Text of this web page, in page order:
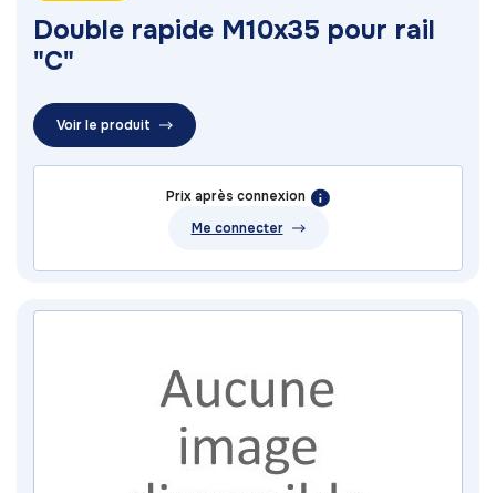
Double rapide M10x35 pour rail
"C"
Voir le produit
Prix après connexion
Me connecter